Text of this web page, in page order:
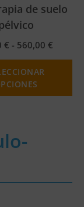
de suelo
€ - 560,00 €